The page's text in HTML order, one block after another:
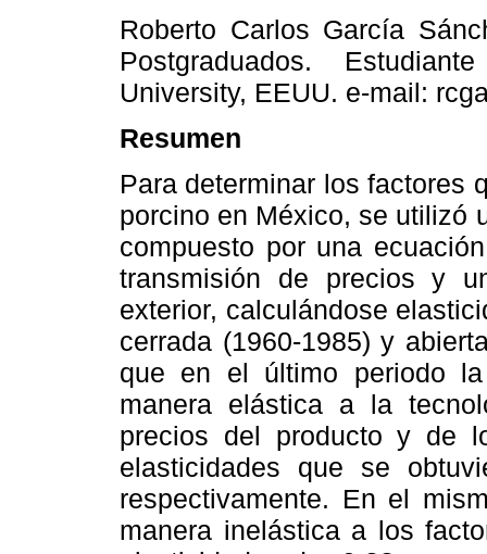
Roberto Carlos García
Postgraduados.
University, EEUU. e-mail:
Resumen
Para determinar los factores
porcino en México, se utilizó
compuesto por una
transmisión de precios y
exterior, calculándose
cerrada (1960-1985) y
que en el último periodo
manera elástica a la
precios del producto y de
elasticidades que se
respectivamente. En el
manera inelástica a los